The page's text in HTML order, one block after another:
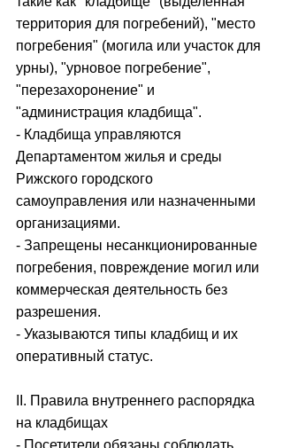
территория для погребений), "место
погребения" (могила или участок для
урны), "урновое погребение",
"перезахоронение" и
"администрация кладбища".
- Кладбища управляются
Департаментом жилья и среды
Рижского городского
самоуправления или назначенными
организациями.
- Запрещены несанкционированные
погребения, повреждение могил или
коммерческая деятельность без
разрешения.
- Указываются типы кладбищ и их
оперативный статус.
II. Правила внутреннего распорядка
на кладбищах